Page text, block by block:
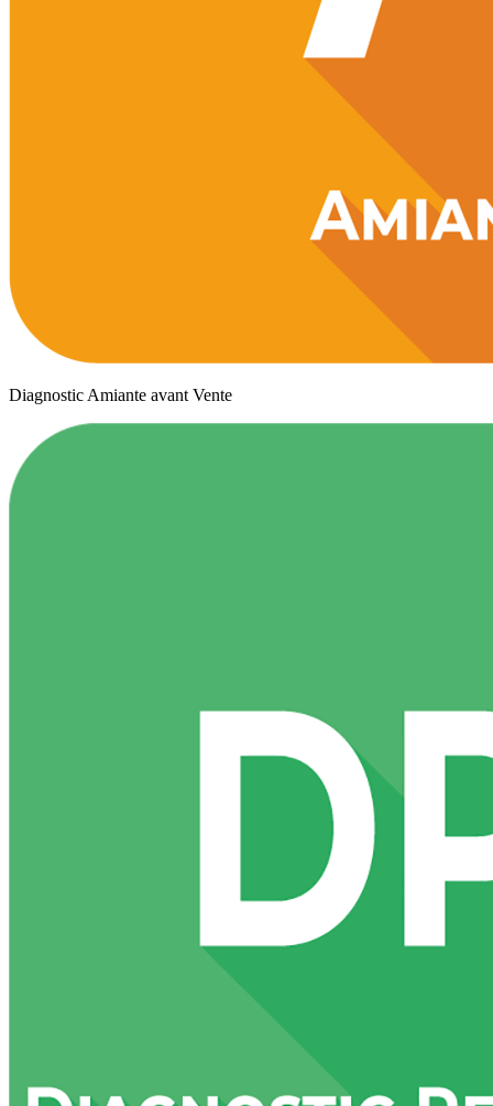
Diagnostic Amiante avant Vente